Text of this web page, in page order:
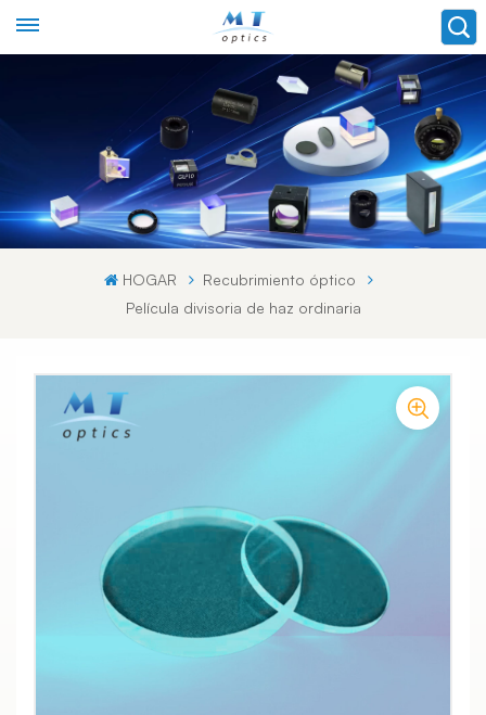
HOGAR
Recubrimiento óptico
Película divisoria de haz ordinaria